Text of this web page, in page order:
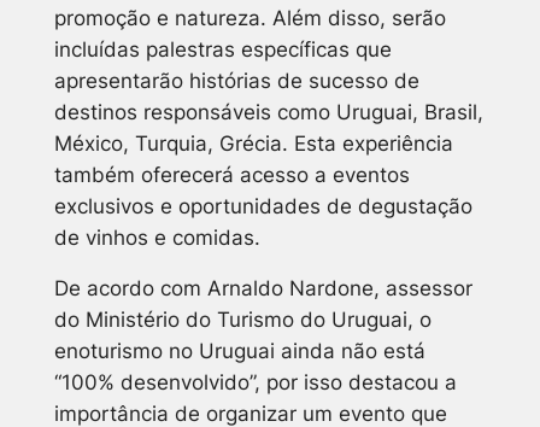
promoção e natureza. Além disso, serão
incluídas palestras específicas que
apresentarão histórias de sucesso de
destinos responsáveis como Uruguai, Brasil,
México, Turquia, Grécia. Esta experiência
também oferecerá acesso a eventos
exclusivos e oportunidades de degustação
de vinhos e comidas.
De acordo com Arnaldo Nardone, assessor
do Ministério do Turismo do Uruguai, o
enoturismo no Uruguai ainda não está
“100% desenvolvido”, por isso destacou a
importância de organizar um evento que